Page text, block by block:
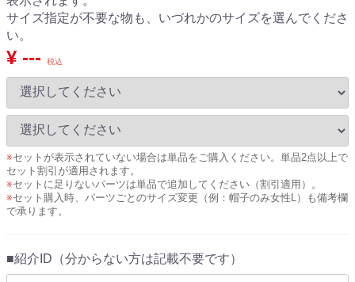
サイズ指定が不要な物も、いづれかのサイズを選んでくださ
い。
¥ --- 税込
※セットが表示されていない場合は単品をご購入ください。単品2点以上で
セット割引が適用されます。
※セットに足りないパーツは単品で追加してください（割引適用）。
※セット購入時、パーツごとのサイズ変更（例：帽子のみ女性L）も備考欄
で承ります。
■紹介ID（分からない方は記載不要です）